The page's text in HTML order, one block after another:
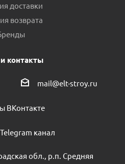
доставки
возврата
контакты
mail@elt-stroy.ru
ВКонтакте
канал
обл., р.п. Средняя